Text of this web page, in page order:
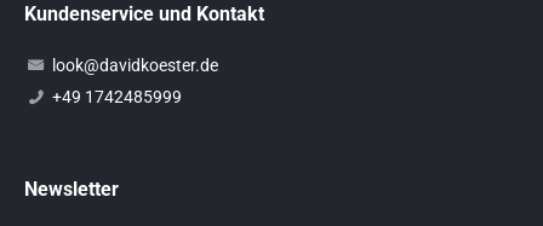
Kundenservice und Kontakt
look@davidkoester.de
+49 1742485999
Newsletter